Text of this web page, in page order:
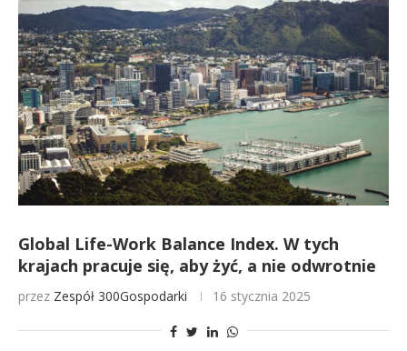
Global Life-Work Balance Index. W tych
krajach pracuje się, aby żyć, a nie odwrotnie
przez Zespół 300Gospodarki 16 stycznia 2025